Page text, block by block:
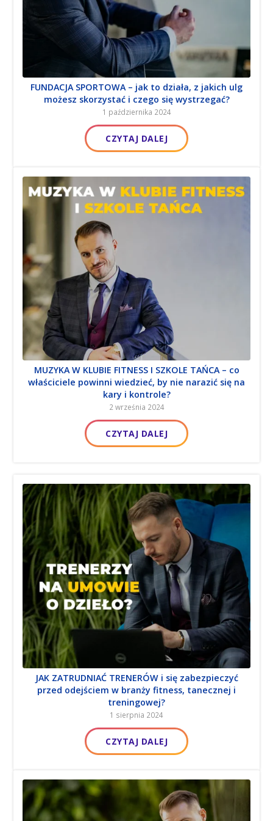
FUNDACJA SPORTOWA – jak to działa, z jakich ulg
możesz skorzystać i czego się wystrzegać?
1 października 2024
CZYTAJ DALEJ
MUZYKA W KLUBIE FITNESS I SZKOLE TAŃCA – co
właściciele powinni wiedzieć, by nie narazić się na
kary i kontrole?
2 września 2024
CZYTAJ DALEJ
JAK ZATRUDNIAĆ TRENERÓW i się zabezpieczyć
przed odejściem w branży fitness, tanecznej i
treningowej?
1 sierpnia 2024
CZYTAJ DALEJ
TOP 10 BŁĘDÓW W REGULAMINACH – przeglądamy
dokumenty konkurencji i punktujemy błędy
1 czerwca 2024
CZYTAJ DALEJ
Obozy, półkolonie, wyjazdy, eventy – rejestr
organizatorów turystycznych, sanepid, kuratorium
– na co uważać?
20 maja 2024
CZYTAJ DALEJ
RODO I OBOWIĄZKI WOBEC DANYCH KLIETNÓW DLA
FITNESSU – zmiany w zakresie danych cyfrowych?
1 maja 2024
CZYTAJ DALEJ